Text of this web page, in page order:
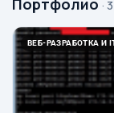
Портфолио · 3
ВЕБ-РАЗРАБОТКА И